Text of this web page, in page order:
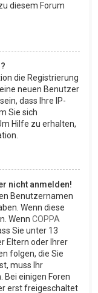
diesem Forum
die Registrierung
neuen Benutzer
dass Ihre IP-
Sie sich
Hilfe zu erhalten,
nicht anmelden!
Benutzernamen
Wenn diese
Wenn COPPA
Sie unter 13
Eltern oder Ihrer
folgen, die Sie
muss Ihr
einigen Foren
erst freigeschaltet